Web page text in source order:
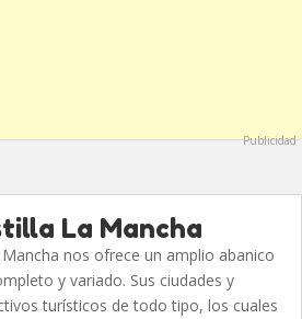
Publicidad
La Mancha
nos ofrece un amplio abanico
y variado. Sus ciudades y
turísticos de todo tipo, los cuales